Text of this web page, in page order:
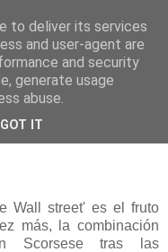
Wall street' es el fruto
más, la combinación
Scorsese tras las
to deliver its services
and user-agent are
and security
generate usage
abuse.
GOT IT